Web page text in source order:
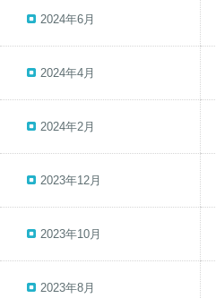
2024年6月
2024年4月
2024年2月
2023年12月
2023年10月
2023年8月